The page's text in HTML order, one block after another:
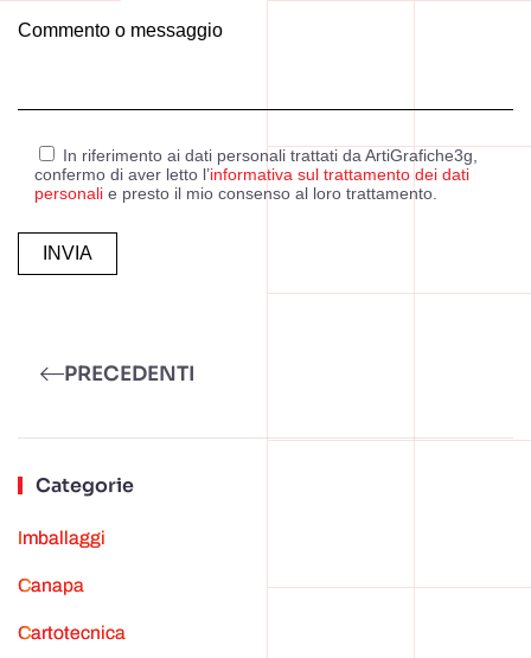
Commento o messaggio
In riferimento ai dati personali trattati da ArtiGrafiche3g,
confermo di aver letto l’informativa sul trattamento dei dati
personali e presto il mio consenso al loro trattamento.
PRECEDENTI
Categorie
Imballaggi
canapa
cartotecnica